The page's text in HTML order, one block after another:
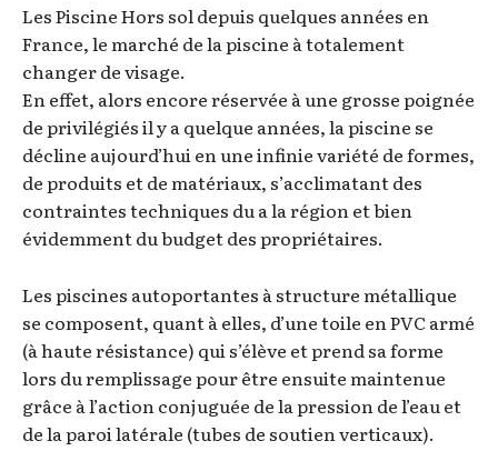
Les Piscine Hors sol depuis quelques années en
France, le marché de la piscine à totalement
changer de visage.
En effet, alors encore réservée à une grosse poignée
de privilégiés il y a quelque années, la piscine se
décline aujourd’hui en une infinie variété de formes,
de produits et de matériaux, s’acclimatant des
contraintes techniques du a la région et bien
évidemment du budget des propriétaires.
Les piscines autoportantes à structure métallique
se composent, quant à elles, d’une toile en PVC armé
(à haute résistance) qui s’élève et prend sa forme
lors du remplissage pour être ensuite maintenue
grâce à l’action conjuguée de la pression de l’eau et
de la paroi latérale (tubes de soutien verticaux).